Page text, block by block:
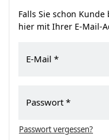
Falls Sie schon
hier mit Ihrer E-Mail-
E-Mail
Passwort
Passwort vergessen?